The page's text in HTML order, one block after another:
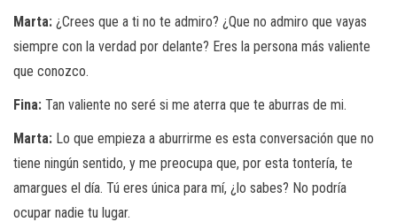
Marta: ¿Crees que a ti no te admiro? ¿Que no admiro que vayas
siempre con la verdad por delante? Eres la persona más valiente
que conozco.
Fina: Tan valiente no seré si me aterra que te aburras de mi.
Marta: Lo que empieza a aburrirme es esta conversación que no
tiene ningún sentido, y me preocupa que, por esta tontería, te
amargues el día. Tú eres única para mí, ¿lo sabes? No podría
ocupar nadie tu lugar.